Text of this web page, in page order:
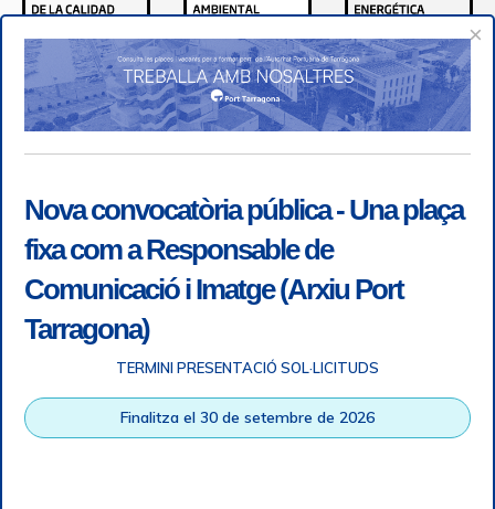
Accessibility Legal note | + info RGPD |Information of
×
Nova convocatòria pública - Una plaça
fixa com a Responsable de
Comunicació i Imatge (Arxiu Port
Tarragona)
TERMINI PRESENTACIÓ SOL·LICITUDS
Finalitza el 30 de setembre de 2026